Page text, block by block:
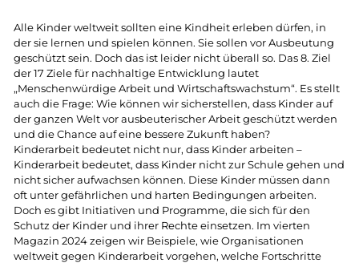
Alle Kinder weltweit sollten eine Kindheit erleben dürfen, in
der sie lernen und spielen können. Sie sollen vor Ausbeutung
geschützt sein. Doch das ist leider nicht überall so. Das 8. Ziel
der 17 Ziele für nachhaltige Entwicklung lautet
„Menschenwürdige Arbeit und Wirtschaftswachstum“. Es stellt
auch die Frage: Wie können wir sicherstellen, dass Kinder auf
der ganzen Welt vor ausbeuterischer Arbeit geschützt werden
und die Chance auf eine bessere Zukunft haben?
Kinderarbeit bedeutet nicht nur, dass Kinder arbeiten –
Kinderarbeit bedeutet, dass Kinder nicht zur Schule gehen und
nicht sicher aufwachsen können. Diese Kinder müssen dann
oft unter gefährlichen und harten Bedingungen arbeiten.
Doch es gibt Initiativen und Programme, die sich für den
Schutz der Kinder und ihrer Rechte einsetzen. Im vierten
Magazin 2024 zeigen wir Beispiele, wie Organisationen
weltweit gegen Kinderarbeit vorgehen, welche Fortschritte